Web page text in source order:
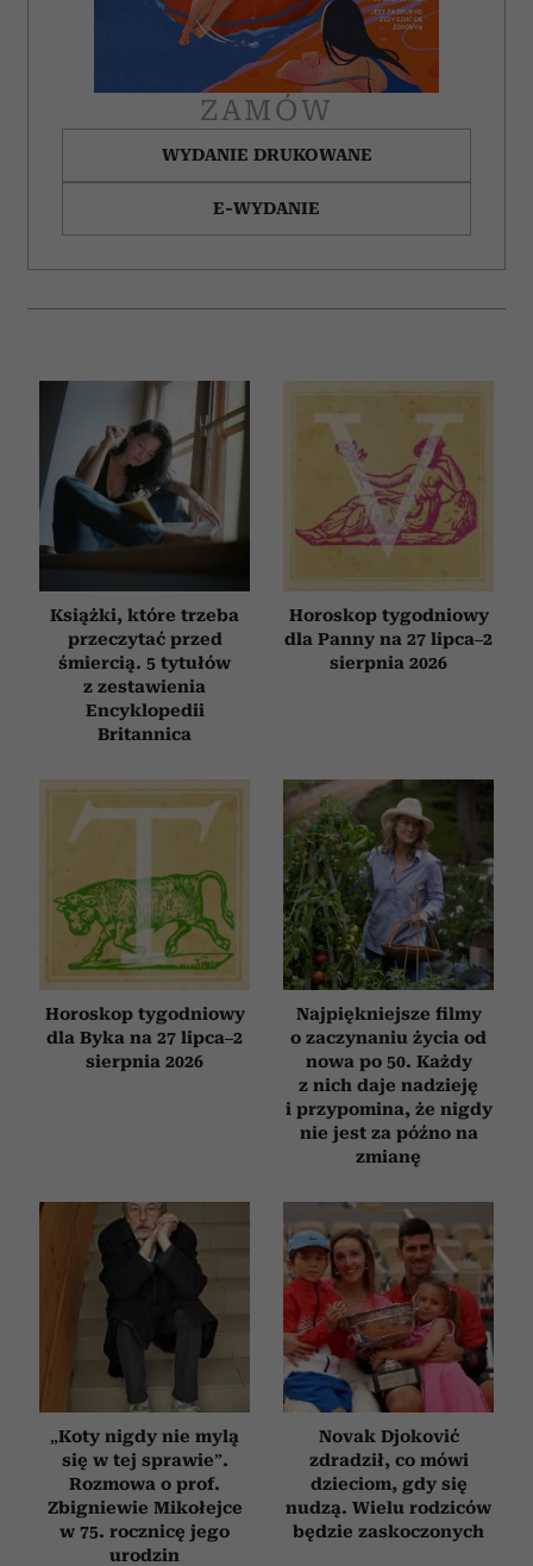
ZAMÓW
WYDANIE DRUKOWANE
E-WYDANIE
Książki, które trzeba
przeczytać przed
śmiercią. 5 tytułów
z zestawienia
Encyklopedii
Britannica
Horoskop tygodniowy
dla Panny na 27 lipca–2
sierpnia 2026
Horoskop tygodniowy
dla Byka na 27 lipca–2
sierpnia 2026
Najpiękniejsze filmy
o zaczynaniu życia od
nowa po 50. Każdy
z nich daje nadzieję
i przypomina, że nigdy
nie jest za późno na
zmianę
„Koty nigdy nie mylą
się w tej sprawie”.
Rozmowa o prof.
Zbigniewie Mikołejce
w 75. rocznicę jego
urodzin
Novak Djoković
zdradził, co mówi
dzieciom, gdy się
nudzą. Wielu rodziców
będzie zaskoczonych